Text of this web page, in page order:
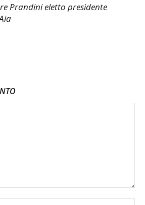
Prandini eletto presidente